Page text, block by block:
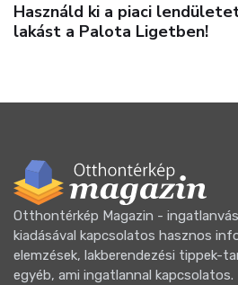
most
Ne maradjon
raktárbérlési
Otthontérkép Magazin -
kiadásával kapcsolatos hasznos
elemzések, lakberendezési tippek-
egyéb, ami ingatlannal kapcsolatos.